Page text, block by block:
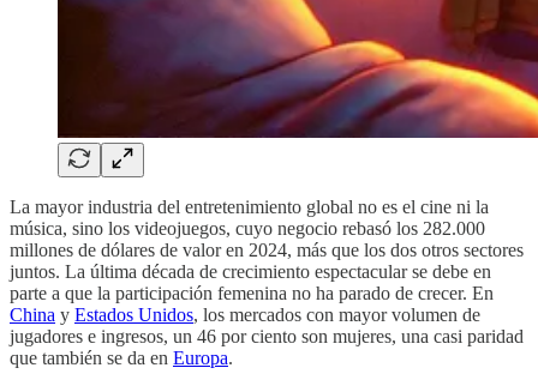
La mayor industria del entretenimiento global no es el cine ni la
música, sino los videojuegos, cuyo negocio rebasó los 282.000
millones de dólares de valor en 2024, más que los dos otros sectores
juntos. La última década de crecimiento espectacular se debe en
parte a que la participación femenina no ha parado de crecer. En
China y Estados Unidos, los mercados con mayor volumen de
jugadores e ingresos, un 46 por ciento son mujeres, una casi paridad
que también se da en Europa.